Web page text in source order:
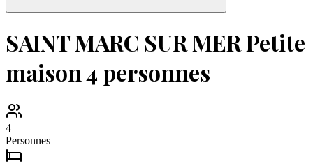
SAINT MARC SUR MER Petite
maison 4 personnes
4
Personnes